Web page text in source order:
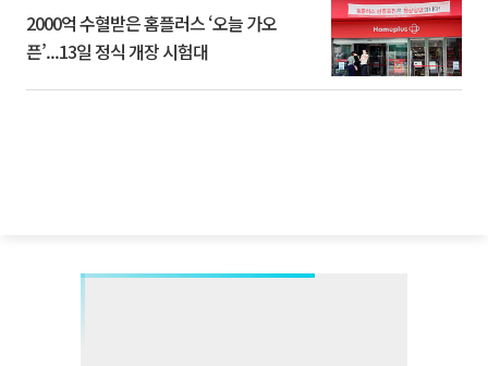
2000억 수혈받은 홈플러스 ‘오늘 가오
픈’...13일 정식 개장 시험대